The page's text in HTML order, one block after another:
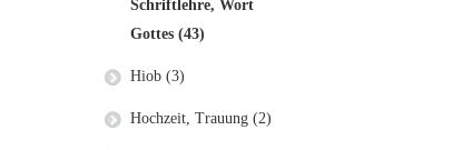
Schriftlehre, Wort
Gottes (43)
Hiob (3)
Hochzeit, Trauung (2)